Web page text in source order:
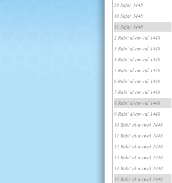
29 Safar 1448
30 Safar 1448
31 Safar 1448
2 Rabi' al-awwal 1448
3 Rabi' al-awwal 1448
4 Rabi' al-awwal 1448
5 Rabi' al-awwal 1448
6 Rabi' al-awwal 1448
7 Rabi' al-awwal 1448
8 Rabi' al-awwal 1448
9 Rabi' al-awwal 1448
10 Rabi' al-awwal 1448
11 Rabi' al-awwal 1448
12 Rabi' al-awwal 1448
13 Rabi' al-awwal 1448
14 Rabi' al-awwal 1448
15 Rabi' al-awwal 1448